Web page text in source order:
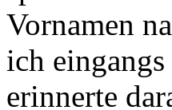
Vornamen
ich
erinnerte